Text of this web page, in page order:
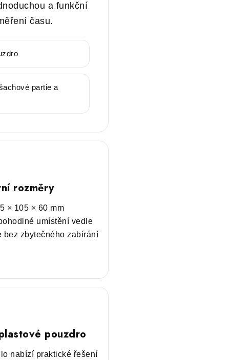
a funkční
času.
partie a
rozměry
× 105 × 60 mm
umístění vedle
bez zbytečného zabírání
pouzdro
nabízí praktické řešení